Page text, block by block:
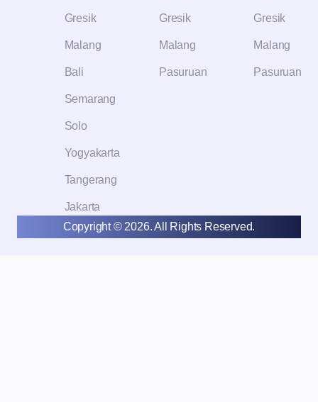
Gresik
Malang
Bali
Semarang
Solo
Yogyakarta
Tangerang
Jakarta
Gresik
Malang
Pasuruan
Gresik
Malang
Pasuruan
Copyright © 2026. All Rights Reserved.